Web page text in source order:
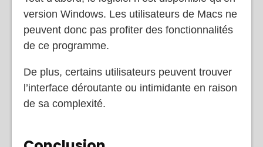
Tout d’abord, le logiciel n’est disponible qu’en
version Windows. Les utilisateurs de Macs ne
peuvent donc pas profiter des fonctionnalités
de ce programme.
De plus, certains utilisateurs peuvent trouver
l’interface déroutante ou intimidante en raison